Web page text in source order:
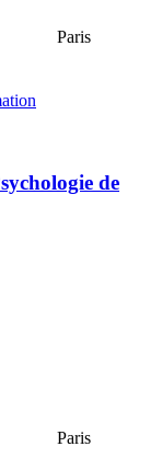
Paris
de
Paris